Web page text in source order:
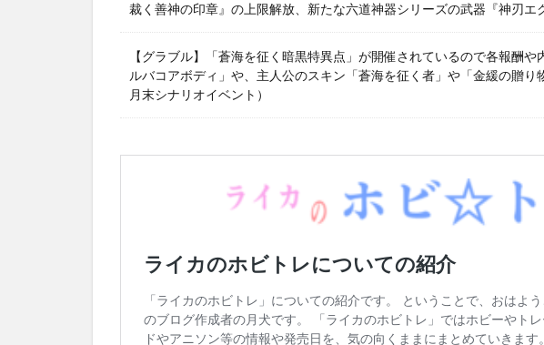
裁く善神の印章』の上限解放、新たな六道神器シリーズの武器『神刃エ
【グラブル】「蒼海を征く暗黒特異点」が開催されているので各報酬
ルバコアボディ」や、主人公のスキン「蒼海を征く者」や「金緩の贈
月末シナリオイベント）